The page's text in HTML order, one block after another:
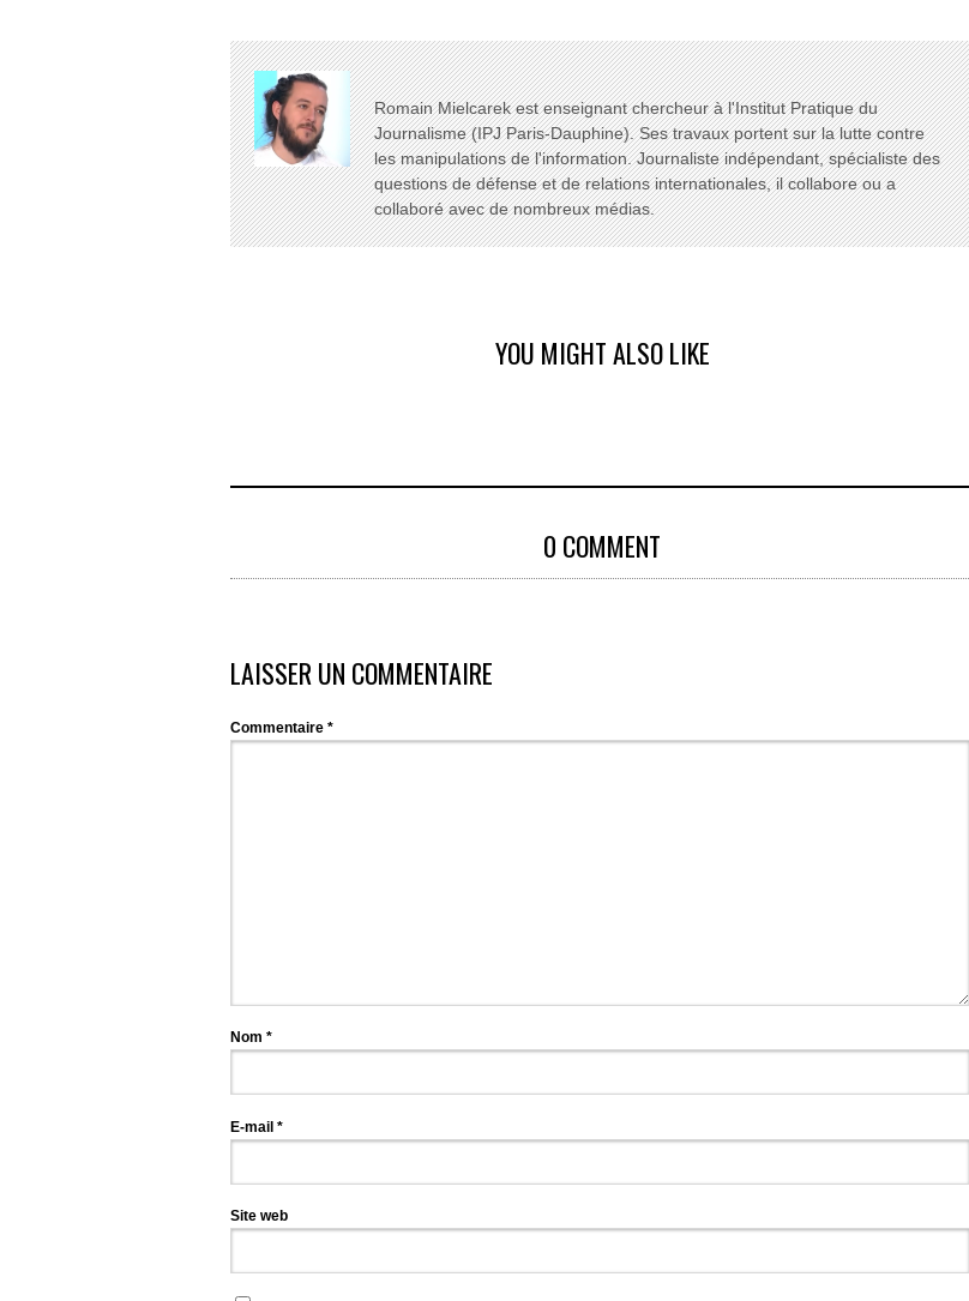
Romain Mielcarek est enseignant chercheur à l'Institut Pratique du
Journalisme (IPJ Paris-Dauphine). Ses travaux portent sur la lutte contre
les manipulations de l'information. Journaliste indépendant, spécialiste des
questions de défense et de relations internationales, il collabore ou a
collaboré avec de nombreux médias.
YOU MIGHT ALSO LIKE
0 COMMENT
LAISSER UN COMMENTAIRE
Commentaire *
Nom *
E-mail *
Site web